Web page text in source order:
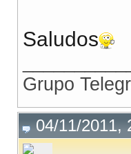
Saludos
Grupo
04/11/2011,